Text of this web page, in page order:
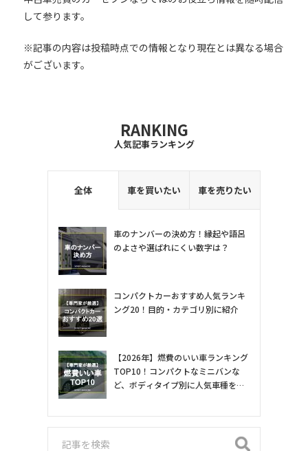
して参ります。
※記事の内容は投稿時点での情報となり現在とは異なる場合
がございます。
RANKING
人気記事ランキング
全体 車を買いたい 車を売りたい
車のナンバーの決め方！縁起や語呂
のよさや選ばれにくい数字は？
コンパクトカーおすすめ人気ランキ
ング20！目的・カテゴリ別に紹介
【2026年】燃費のいい車ランキング
TOP10！コンパクトなミニバンな
ど、ボディタイプ別に人気車種を専